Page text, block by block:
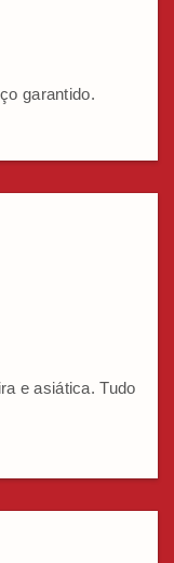
garantido.
e asiática. Tudo